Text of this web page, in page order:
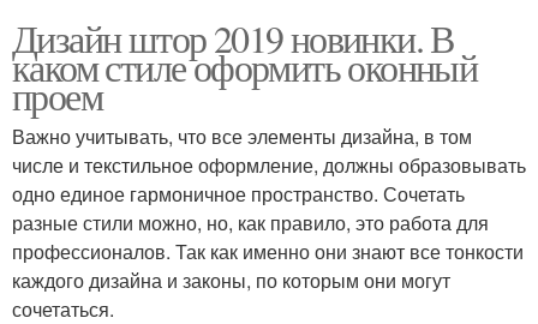
Дизайн штор 2019 новинки. В
каком стиле оформить оконный
проем
Важно учитывать, что все элементы дизайна, в том
числе и текстильное оформление, должны образовывать
одно единое гармоничное пространство. Сочетать
разные стили можно, но, как правило, это работа для
профессионалов. Так как именно они знают все тонкости
каждого дизайна и законы, по которым они могут
сочетаться.